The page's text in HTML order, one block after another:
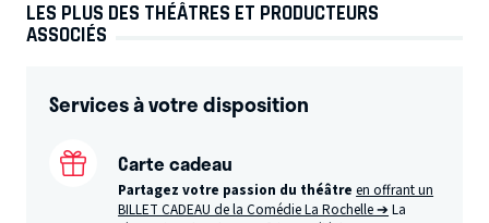
LES PLUS DES THÉÂTRES ET PRODUCTEURS
ASSOCIÉS
Services à votre disposition
Carte cadeau
Partagez votre passion du théâtre en offrant un
BILLET CADEAU de la Comédie La Rochelle ➔ La